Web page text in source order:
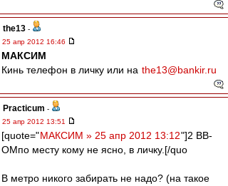
the13 -
25 апр 2012 16:46
МАКСИМ
Кинь телефон в личку или на the13@bankir.ru
Practicum -
25 апр 2012 13:51
[quote="МАКСИМ » 25 апр 2012 13:12"]2 ВВ-
ОМпо месту кому не ясно, в личку.[/quo
В метро никого забирать не надо? (на такое